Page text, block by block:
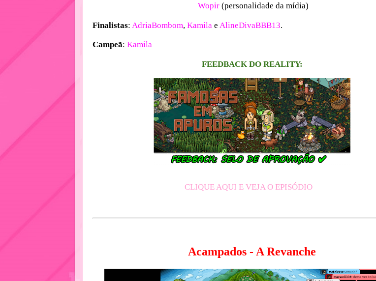
Wopir (personalidade da mídia)
Finalistas: AdriaBombom, Kamila e AlineDivaBBB13.
Campeã: Kamila
FEEDBACK DO REALITY:
CLIQUE AQUI E VEJA O EPISÓDIO
Acampados - A Revanche